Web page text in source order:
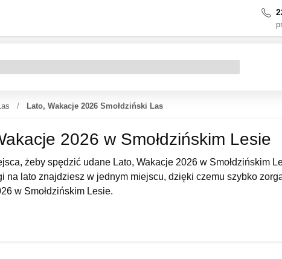
Lato, Wakacje 2026 Smołdziński Las
2026 w Smołdzińskim Lesie
żeby spędzić udane Lato, Wakacje 2026 w Smołdzińskim
na lato znajdziesz w jednym miejscu, dzięki czemu szybko
w Smołdzińskim Lesie.